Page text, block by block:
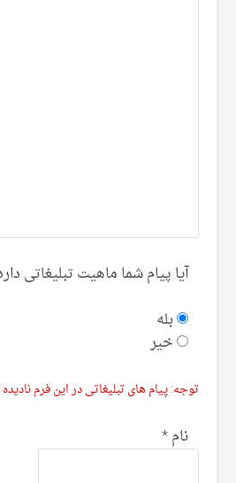
آیا پیام شما ماهیت تبلیغاتی
بله
خیر
توجه: پیام های تبلیغاتی در این فرم
نام*